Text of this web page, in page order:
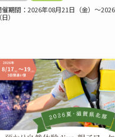
催期間：2026年08月21日（金）～
（日）